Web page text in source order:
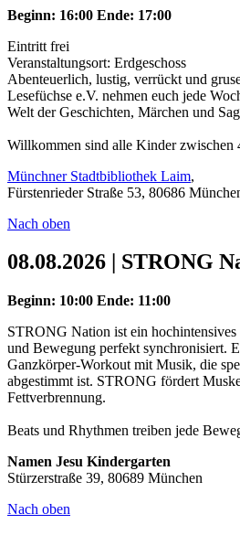
Beginn: 16:00 Ende: 17:00
Eintritt frei
Veranstaltungsort: Erdgeschoss
Abenteuerlich, lustig, verrückt und
Lesefüchse e.V. nehmen euch jede
Welt der Geschichten, Märchen und
Willkommen sind alle Kinder zwischen
Münchner Stadtbibliothek Laim,
Fürstenrieder Straße 53, 80686
Nach oben
08.08.2026 | STRONG
Beginn: 10:00 Ende: 11:00
STRONG Nation ist ein
und Bewegung perfekt synchronisiert.
Ganzkörper-Workout mit Musik, die
abgestimmt ist. STRONG fördert
Fettverbrennung.
Beats und Rhythmen treiben jede
Namen Jesu Kindergarten
Stürzerstraße 39, 80689 München
Nach oben